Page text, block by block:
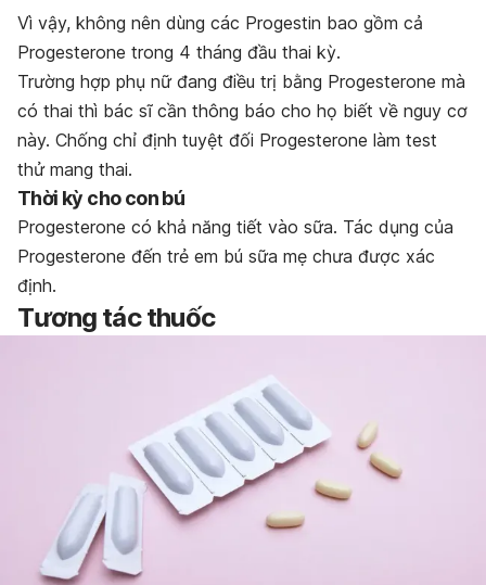
Vì vậy, không nên dùng các Progestin bao gồm cả
Progesterone trong 4 tháng đầu thai kỳ.
Trường hợp phụ nữ đang điều trị bằng Progesterone mà
có thai thì bác sĩ cần thông báo cho họ biết về nguy cơ
này. Chống chỉ định tuyệt đối Progesterone làm test
thử mang thai.
Thời kỳ cho con bú
Progesterone có khả năng tiết vào sữa. Tác dụng của
Progesterone đến trẻ em bú sữa mẹ chưa được xác
định.
Tương tác thuốc